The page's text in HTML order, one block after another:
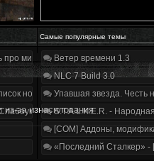
Самые популярные темы
про мир, геймплей и сюжет | Разбор
нововведений
и отвага
Ветер времени 1.3
NLC 7 Build 3.0
Упавшая звезда. Честь
S.T.A.L.K.E.R. -
[COM] Аддоны,
«Последний Сталкер» -
за изнасилования